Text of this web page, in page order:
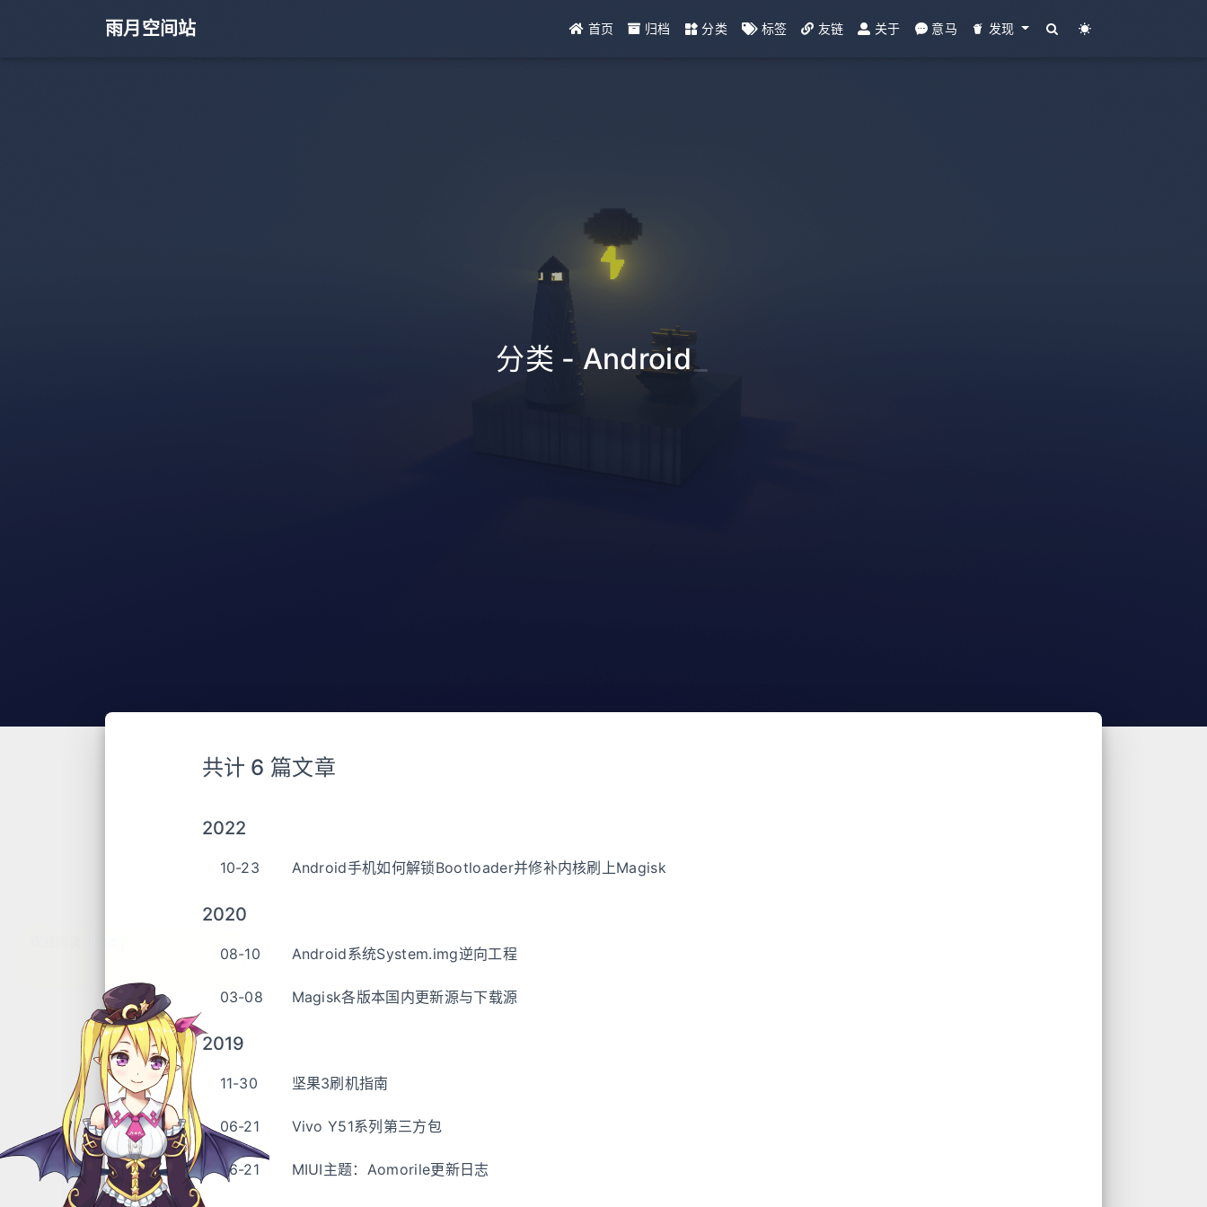
雨月空间站 首页 归档 分类 标签 友链 关于 意马 发现
分类 - Android
共计 6 篇文章
2022
10-23 Android手机如何解锁Bootloader并修补内核刷上Magisk
2020
08-10 Android系统System.img逆向工程
03-08 Magisk各版本国内更新源与下载源
2019
11-30 坚果3刷机指南
06-21 Vivo Y51系列第三方包
06-21 MIUI主题：Aomorile更新日志